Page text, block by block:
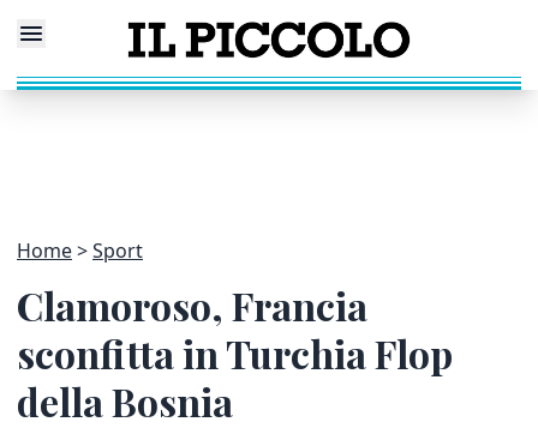
Home Sport
Clamoroso, Francia
sconfitta in Turchia Flop
della Bosnia